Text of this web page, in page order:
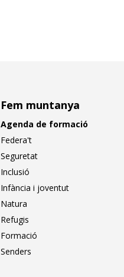
Fem muntanya
Agenda de formació
Federa't
Seguretat
Inclusió
Infància i joventut
Natura
Refugis
Formació
Senders